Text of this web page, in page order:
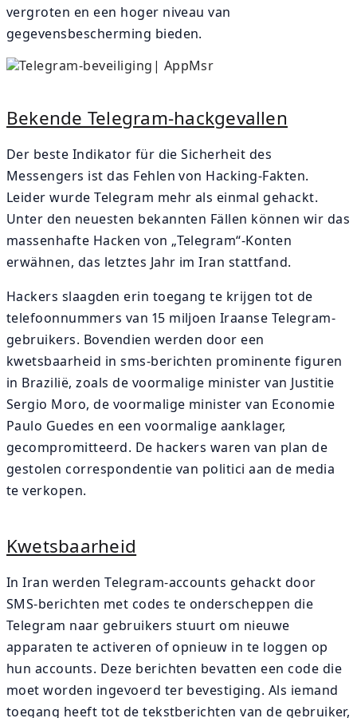
vergroten en een hoger niveau van
gegevensbescherming bieden.
Bekende Telegram-hackgevallen
Der beste Indikator für die Sicherheit des
Messengers ist das Fehlen von Hacking-Fakten.
Leider wurde Telegram mehr als einmal gehackt.
Unter den neuesten bekannten Fällen können wir das
massenhafte Hacken von „Telegram“-Konten
erwähnen, das letztes Jahr im Iran stattfand.
Hackers slaagden erin toegang te krijgen tot de
telefoonnummers van 15 miljoen Iraanse Telegram-
gebruikers. Bovendien werden door een
kwetsbaarheid in sms-berichten prominente figuren
in Brazilië, zoals de voormalige minister van Justitie
Sergio Moro, de voormalige minister van Economie
Paulo Guedes en een voormalige aanklager,
gecompromitteerd. De hackers waren van plan de
gestolen correspondentie van politici aan de media
te verkopen.
Kwetsbaarheid
In Iran werden Telegram-accounts gehackt door
SMS-berichten met codes te onderscheppen die
Telegram naar gebruikers stuurt om nieuwe
apparaten te activeren of opnieuw in te loggen op
hun accounts. Deze berichten bevatten een code die
moet worden ingevoerd ter bevestiging. Als iemand
toegang heeft tot de tekstberichten van de gebruiker,